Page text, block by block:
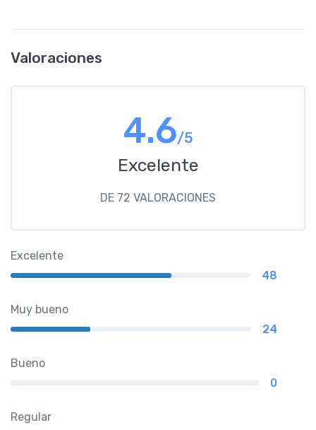
Valoraciones
4.6/5
Excelente
DE 72 VALORACIONES
Excelente
48
Muy bueno
24
Bueno
0
Regular